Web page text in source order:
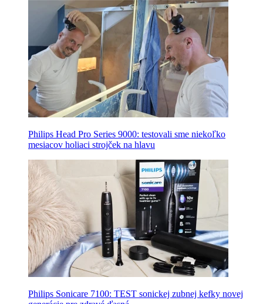
Philips Head Pro Series 9000: testovali sme niekoľko
mesiacov holiaci strojček na hlavu
Philips Sonicare 7100: TEST sonickej zubnej kefky novej